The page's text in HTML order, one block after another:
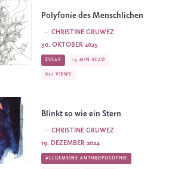
Polyfonie des Menschlichen
CHRISTINE GRUWEZ
·
30. OKTOBER 2025
ESSAY 13 MIN READ
621 VIEWS
Blinkt so wie ein Stern
CHRISTINE GRUWEZ
·
19. DEZEMBER 2024
ALLGEMEINE ANTHROPOSOPHIE